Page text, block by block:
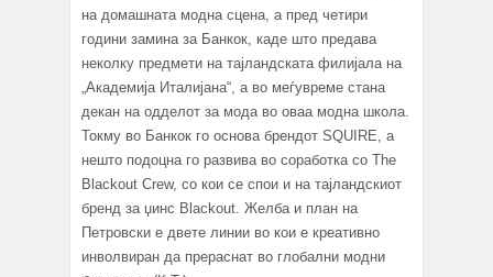
на домашната модна сцена, а пред четири
години замина за Банкок, каде што предава
неколку предмети на тајландската филијала на
„Академија Италијана“, а во меѓувреме стана
декан на одделот за мода во оваа модна школа.
Токму во Банкок го основа брендот SQUIRE, а
нешто подоцна го развива во соработка со The
Blackout Crew, со кои се спои и на тајландскиот
бренд за џинс Blackout. Желба и план на
Петровски е двете линии во кои е креативно
инволвиран да прераснат во глобални модни